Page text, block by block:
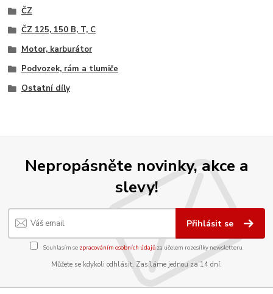
ČZ
ČZ 125, 150 B, T, C
Motor, karburátor
Podvozek, rám a tlumiče
Ostatní díly
Nepropásněte novinky, akce a
slevy!
Přihlásit se
Souhlasím se zpracováním osobních údajůza účelem rozesílky newsletteru.
Můžete se kdykoli odhlásit. Zasíláme jednou za 14 dní.